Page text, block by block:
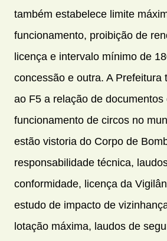
também estabelece limite
funcionamento, proibição de
licença e intervalo mínimo de
concessão e outra. A Prefeitura
ao F5 a relação de documentos
funcionamento de circos no
estão vistoria do Corpo de
responsabilidade técnica,
conformidade, licença da
estudo de impacto de
lotação máxima, laudos de